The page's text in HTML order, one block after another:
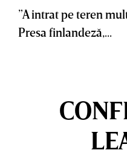
”A intrat pe teren
Presa finlandeză,...